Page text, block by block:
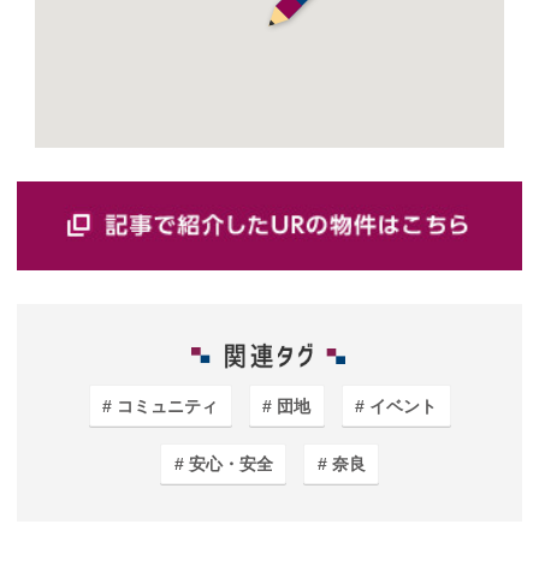
コミュニティ 団地 イベント
安心・安全 奈良